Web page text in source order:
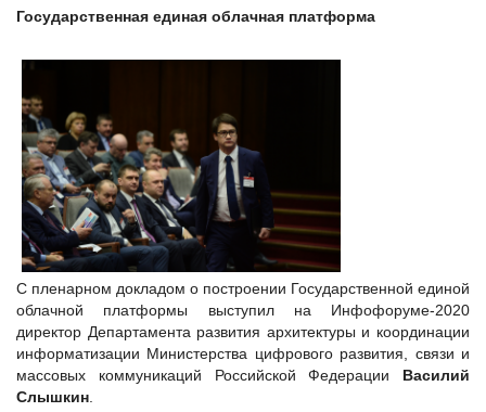
Государственная единая облачная платформа
С пленарном докладом о построении Государственной единой
облачной платформы выступил на Инфофоруме-2020
директор Департамента развития архитектуры и координации
информатизации Министерства цифрового развития, связи и
массовых коммуникаций Российской Федерации Василий
Слышкин